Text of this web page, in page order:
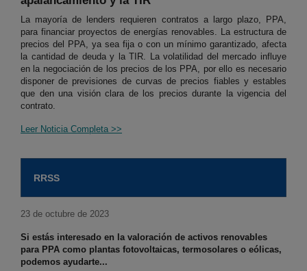
La mayoría de lenders requieren contratos a largo plazo, PPA,
para financiar proyectos de energías renovables. La estructura de
precios del PPA, ya sea fija o con un mínimo garantizado, afecta
la cantidad de deuda y la TIR. La volatilidad del mercado influye
en la negociación de los precios de los PPA, por ello es necesario
disponer de previsiones de curvas de precios fiables y estables
que den una visión clara de los precios durante la vigencia del
contrato.
Leer Noticia Completa >>
RRSS
23 de octubre de 2023
Si estás interesado en la valoración de activos renovables
para PPA como plantas fotovoltaicas, termosolares o eólicas,
podemos ayudarte...